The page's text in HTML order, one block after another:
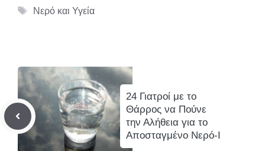
Ετικέτες
Νερό και Υγεία
24 Γιατροί με το
Θάρρος να Πούνε
την Αλήθεια για το
Αποσταγμένο Νερό-I